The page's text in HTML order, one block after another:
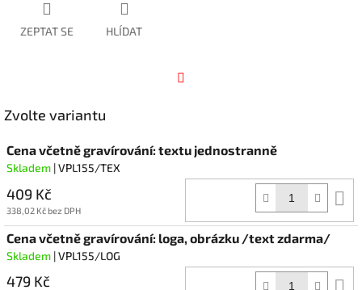
ZEPTAT SE HLÍDAT
Zvolte variantu
Cena včetně gravírování: textu jednostranně
Skladem | VPL155/TEX
409 Kč
338,02 Kč bez DPH
Cena včetně gravírování: loga, obrázku /text zdarma/
Skladem | VPL155/LOG
479 Kč